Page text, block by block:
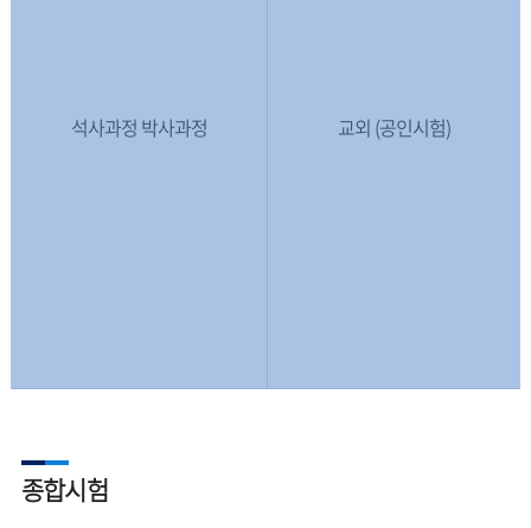
석사과정 박사과정 교외 (공인시험)
종합시험